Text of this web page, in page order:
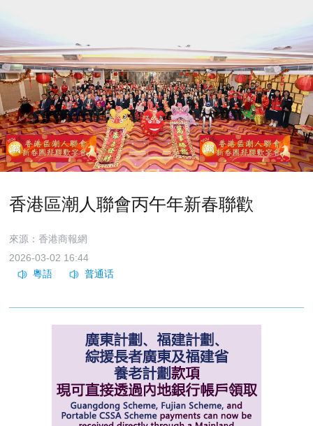
香港區潮人聯會丙午年新春聯歡
來源：香港商報網
2026-03-02 16:44